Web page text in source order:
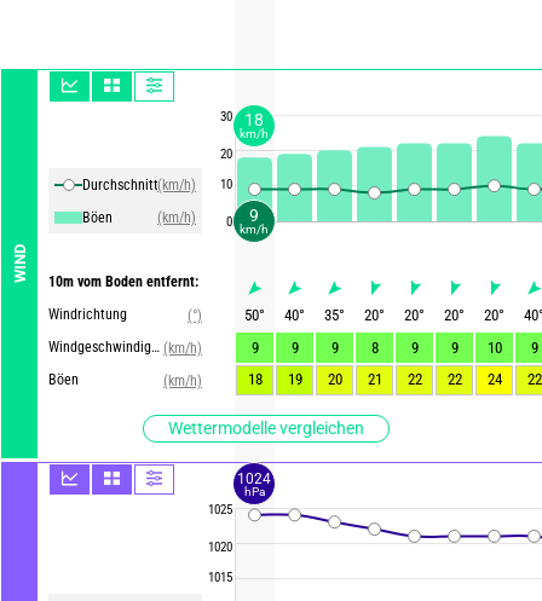
WIND
Durchschnittliche Winde
(km/h)
Böen
(km/h)
10m vom Boden entfernt:
Windrichtung
(°)
Windgeschwindigkeit (km/h)
Böen
(km/h)
Wettermodelle vergleichen
30
20
10
0
1025
1020
1015
50° 40° 35° 20° 20° 20° 20° 40
9
9 9 8 9 9 10
9
18
19 20 21 22 22 24 22
9
km/h
18
km/h
1024
hPa